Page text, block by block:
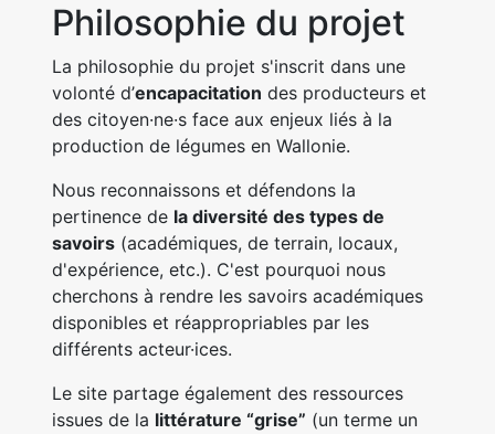
Philosophie du projet
La philosophie du projet s'inscrit dans une
volonté d’encapacitation des producteurs et
des citoyen·ne·s face aux enjeux liés à la
production de légumes en Wallonie.
Nous reconnaissons et défendons la
pertinence de la diversité des types de
savoirs (académiques, de terrain, locaux,
d'expérience, etc.). C'est pourquoi nous
cherchons à rendre les savoirs académiques
disponibles et réappropriables par les
différents acteur·ices.
Le site partage également des ressources
issues de la littérature “grise” (un terme un